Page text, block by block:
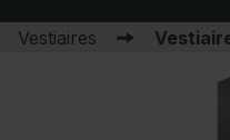
Vestiaires